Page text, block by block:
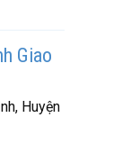
Giao
Huyện